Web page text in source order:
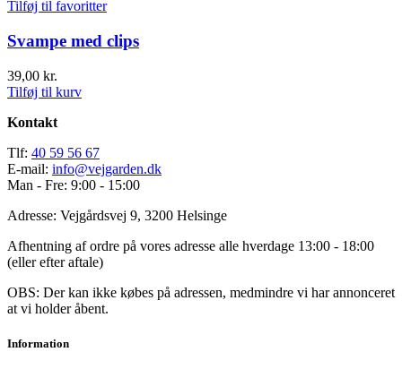
Tilføj til favoritter
Svampe med clips
39,00 kr.
Tilføj til kurv
Kontakt
Tlf: 40 59 56 67
E-mail: info@vejgarden.dk
Man - Fre: 9:00 - 15:00
Adresse: Vejgårdsvej 9, 3200 Helsinge
Afhentning af ordre på vores adresse alle hverdage 13:00 - 18:00
(eller efter aftale)
OBS: Der kan ikke købes på adressen, medmindre vi har annonceret
at vi holder åbent.
Information